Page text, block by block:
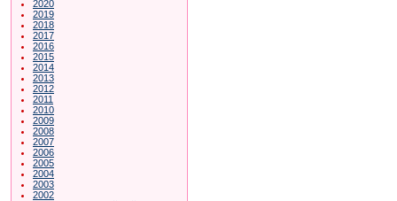
2020
2019
2018
2017
2016
2015
2014
2013
2012
2011
2010
2009
2008
2007
2006
2005
2004
2003
2002